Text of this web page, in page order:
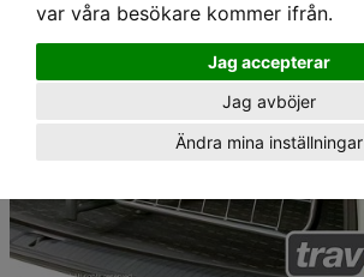
var våra besökare kommer ifrån.
Jag accepterar
Jag avböjer
Ändra mina inställningar